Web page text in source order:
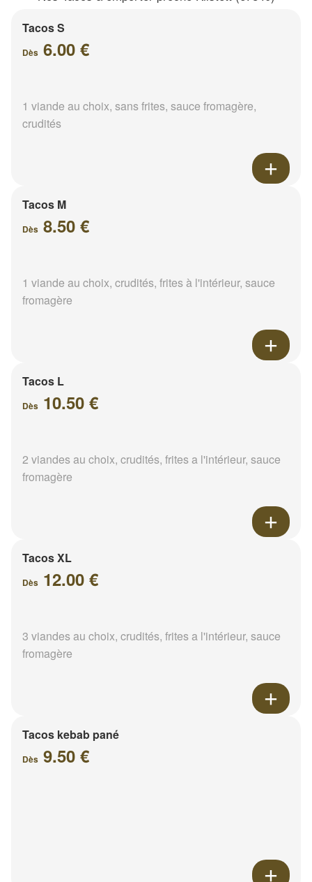
Tacos S
Dès 6.00 €
1 viande au choix, sans frites, sauce fromagère,
crudités
Tacos M
Dès 8.50 €
1 viande au choix, crudités, frites à l'intérieur, sauce
fromagère
Tacos L
Dès 10.50 €
2 viandes au choix, crudités, frites a l'intérieur, sauce
fromagère
Tacos XL
Dès 12.00 €
3 viandes au choix, crudités, frites a l'intérieur, sauce
fromagère
Tacos kebab pané
Dès 9.50 €